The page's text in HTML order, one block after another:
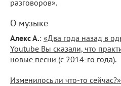
разговоров».
О музыке
Алекс А.: «Два года назад в
Youtube Вы сказали, что
новые песни (с 2014-го года).
Изменилось ли что-то сейчас?»